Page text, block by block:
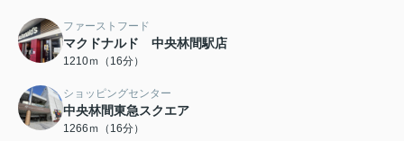
ファーストフード
マクドナルド 中央林間駅店
1210ｍ（16分）
ショッピングセンター
中央林間東急スクエア
1266ｍ（16分）